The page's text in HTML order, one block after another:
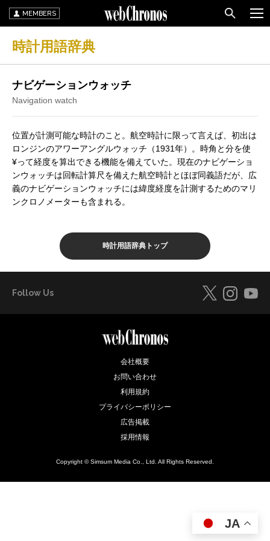
MEMBERS
時計用語辞典
ナビゲーションウォッチ
Navigation watch
位置が計測可能な時計のこと。航空時計に限って言えば、初出は
ロンジンのアワーアングルウォッチ（1931年）。時角と分を使
¥って経度を算出できる機能を備えていた。現在のナビゲーショ
ンウォッチは回転計算尺を備えた航空時計とほぼ同義語だが、広
義のナビゲーションウォッチには緯度経度を計測するためのマリ
ンクロノメーターも含まれる。
時計用語辞典トップ
Follow Us
会社概要
お問い合わせ
利用規約
プライバシーポリシー
広告掲載
採用情報
Copyright © Simsum Media Co., Ltd. All Rights Reserved.
JA